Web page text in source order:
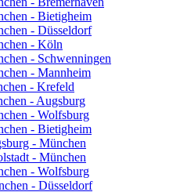
- Bietigheim
- Düsseldorf
- Köln
- Schwenningen
- Mannheim
- Krefeld
- Augsburg
- Wolfsburg
- Bietigheim
- München
- München
- Wolfsburg
- Düsseldorf